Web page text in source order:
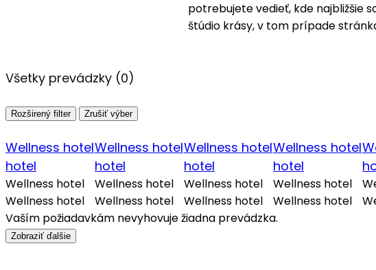
potrebujete vedieť, kde najbližšie
štúdio krásy, v tom prípade
Všetky prevádzky (0)
Rozširený filter Zrušiť výber
Wellness hotel
hotel
Wellness hotel
Wellness hotel
Wellness hotel
hotel
Wellness hotel
Wellness hotel
Wellness hotel
hotel
Wellness hotel
Wellness hotel
Wellness hotel
hotel
Wellness hotel
Wellness hotel
Vaším požiadavkám nevyhovuje žiadna prevádzka.
Zobraziť ďalšie